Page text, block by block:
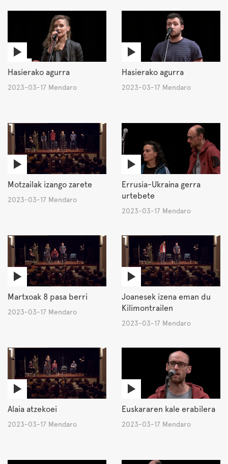
Hasierako agurra
2023-03-17 Mendaro
Hasierako agurra
2023-03-17 Mendaro
Motzailak izango zarete
2023-03-17 Mendaro
Errusia-Ukraina gerra
urtebete
2023-03-17 Mendaro
Martxoak 8 pasa berri
2023-03-17 Mendaro
Joanesek izena eman du
Kilimontrailen
2023-03-17 Mendaro
Alaia atzekoei
2023-03-17 Mendaro
Euskararen kale erabilera
2023-03-17 Mendaro